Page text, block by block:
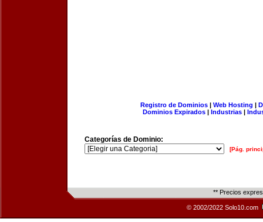
Registro de Dominios| Web Hosting |
Dominios Expirados | Industrias |
Categorías de Dominio:
[Pág.
** Precios
© 2002/2022 Solo10.com